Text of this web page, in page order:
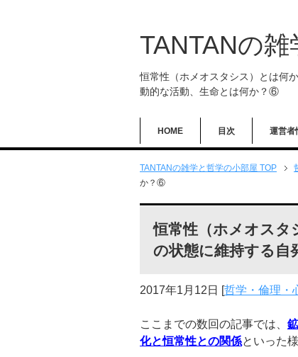
TANTANの
恒常性（ホメオスタシス）とは何
動的な活動、生命とは何か？⑥
HOME 目次 運営者
TANTANの雑学と哲学の小部屋 TOP
か？⑥
恒常性（ホメオスタ
の状態に維持する自
2017年1月12日 [哲学・倫理・
ここまでの数回の記事では、
化と恒常性との関係といった